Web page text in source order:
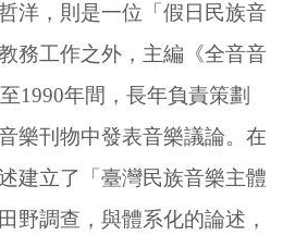
，則是一位「假日民族音
務工作之外，主編《全音音
1990年間，長年負責策劃
樂刊物中發表音樂議論。在
建立了「臺灣民族音樂主體
野調查，與體系化的論述，